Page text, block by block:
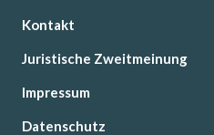
Kontakt
Juristische Zweitmeinung
Impressum
Datenschutz